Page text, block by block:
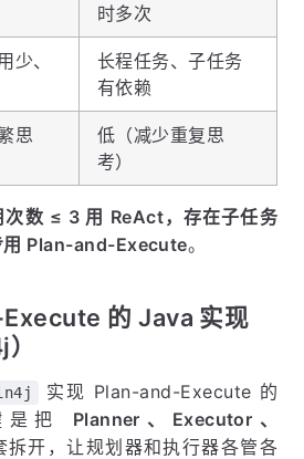
时多次
少、
长程任务、子任务
有依赖
思
低（减少重复思
考）
次数 ≤ 3 用 ReAct，存在子任务
用 Plan-and-Execute。
的 Java 实现
实现 Plan-and-Execute 的
是把 Planner、Executor、
拆开，让规划器和执行器各管各